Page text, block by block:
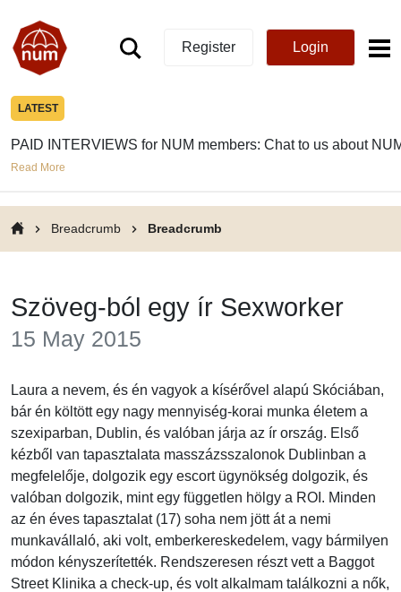
Register Login
LATEST
PAID INTERVIEWS for NUM members: Chat to us about
Read More
Breadcrumb Breadcrumb
Szöveg-ból egy ír Sexworker
15 May 2015
Laura a nevem, és én vagyok a kísérővel alapú Skóciában,
bár én költött egy nagy mennyiség-korai munka életem a
szexiparban, Dublin, és valóban járja az ír ország. Első
kézből van tapasztalata masszázsszalonok Dublinban a
megfelelője, dolgozik egy escort ügynökség dolgozik, és
valóban dolgozik, mint egy független hölgy a ROI. Minden
az én éves tapasztalat (17) soha nem jött át a nemi
munkavállaló, aki volt, emberkereskedelem, vagy bármilyen
módon kényszerítették. Rendszeresen részt vett a Baggot
Street Klinika a check-up, és volt alkalmam találkozni a nők,